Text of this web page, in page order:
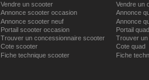
Vendre un scooter
Annonce scooter occasion
Annonce scooter neuf
Portail scooter occasion
Trouver un concessionnaire scooter
Cote scooter
Fiche technique scooter
Vendre un
Annonce
Annonce
Portail
Trouver
Cote quad
Fiche